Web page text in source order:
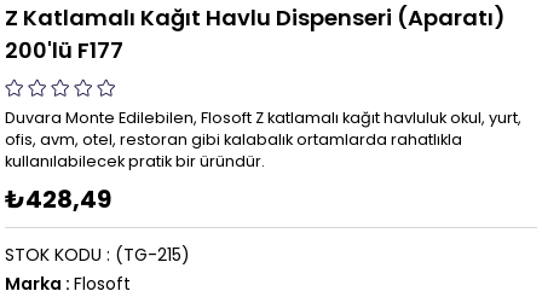
Z Katlamalı Kağıt Havlu Dispenseri (Aparatı)
200'lü F177
Duvara Monte Edilebilen, Flosoft Z katlamalı kağıt havluluk okul, yurt,
ofis, avm, otel, restoran gibi kalabalık ortamlarda rahatlıkla
kullanılabilecek pratik bir üründür.
₺428,49
(TG-215)
STOK KODU
Marka : Flosoft